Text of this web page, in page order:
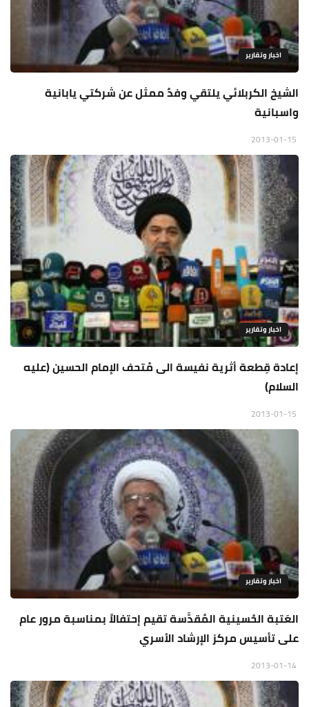
اخبار وتقارير
الشيخ الكربلائي يلتقي وفدٌ ممثل عن شركتي يابانية
واسبانية
اخبار وتقارير
إعادة قِطعة أثرية نفيسة الى مُتحف الإمام الحسين (عليه
السلام)
اخبار وتقارير
العَتبة الحُسينية المُقدَّسة تقيم إحتفالاً بمناسبة مرور عام
على تأسيس مركز الإرشاد الأسري